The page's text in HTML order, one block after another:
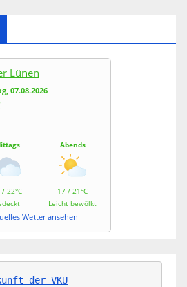
Lünen
07.08.2026
22°C
Abends
17 / 21°C
Leicht bewölkt
Wetter ansehen
der VKU